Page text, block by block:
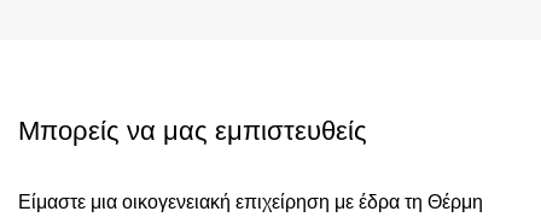
Μπορείς να μας εμπιστευθείς
Είμαστε μια οικογενειακή επιχείρηση με έδρα τη Θέρμη